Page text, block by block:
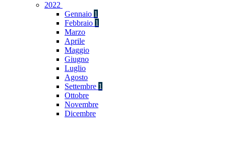
2022
Gennaio 1
Febbraio 1
Marzo
Aprile
Maggio
Giugno
Luglio
Agosto
Settembre 1
Ottobre
Novembre
Dicembre